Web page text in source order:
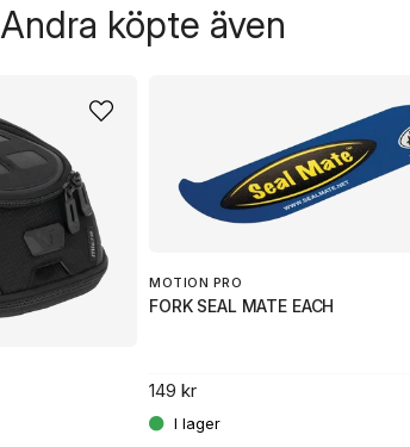
Andra köpte även
MOTION PRO
FORK SEAL MATE EACH
149 kr